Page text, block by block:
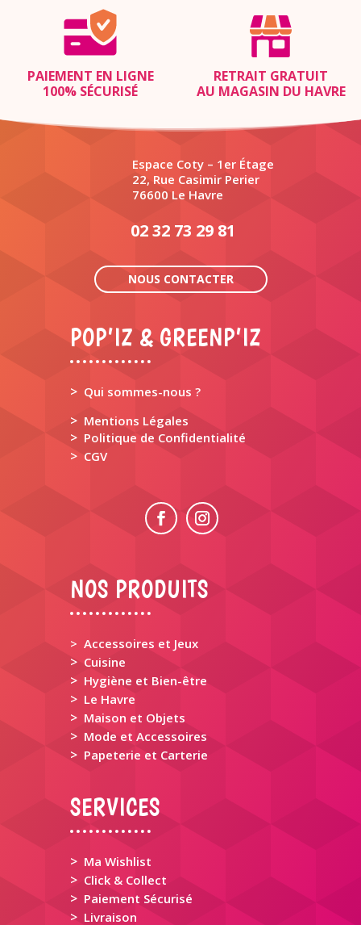
PAIEMENT EN LIGNE
100% SÉCURISÉ
RETRAIT GRATUIT
AU MAGASIN DU HAVRE
Espace Coty – 1er Étage
22, Rue Casimir Perier
76600 Le Havre
02 32 73 29 81
NOUS CONTACTER
POP’IZ & GREENP’IZ
> Qui sommes-nous ?
> Mentions Légales
> Politique de Confidentialité
> CGV
NOS PRODUITS
> Accessoires et Jeux
> Cuisine
> Hygiène et Bien-être
> Le Havre
> Maison et Objets
> Mode et Accessoires
> Papeterie et Carterie
SERVICES
> Ma Wishlist
> Click & Collect
> Paiement Sécurisé
> Livraison